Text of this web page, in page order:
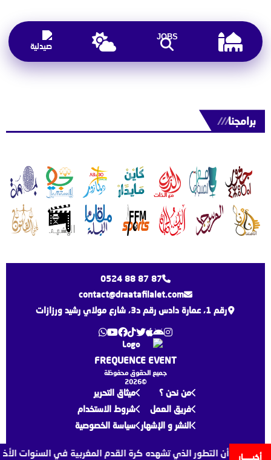
JOBS
برامجنا///
0524 88 87 87
contact@draatafilalet.com
رقم 1، عمارة دادس رقم د3، شارع مولاي رشيد ورزازات
FREQUENCE EVENT
جميع الحقوق محفوظة
©2026
من نحن ؟
فريق العمل
النشر و الإشهار
ميثاق التحرير
شروط الاستخدام
سياسة الخصوصية
أخبـــــار
لقجع أن التطور الذي تشهده كرة القدم المغربية في السنوات